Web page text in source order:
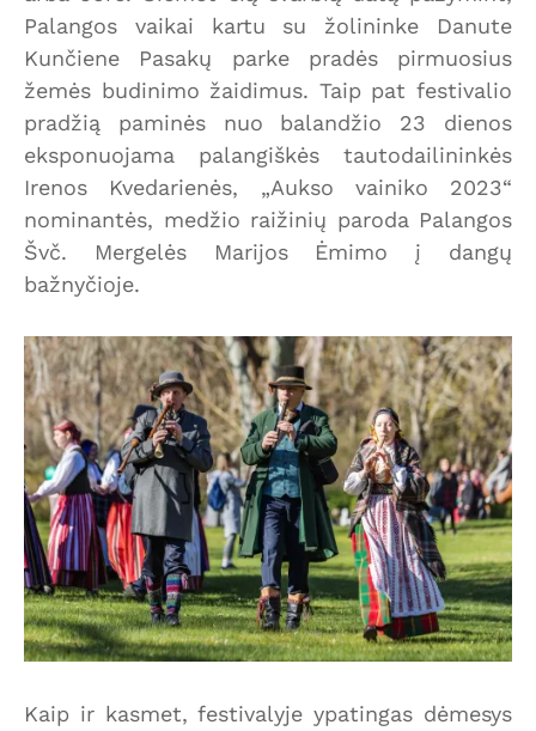
Palangos vaikai kartu su žolininke Danute
Kunčiene Pasakų parke pradės pirmuosius
žemės budinimo žaidimus. Taip pat festivalio
pradžią paminės nuo balandžio 23 dienos
eksponuojama palangiškės tautodailininkės
Irenos Kvedarienės, „Aukso vainiko 2023“
nominantės, medžio raižinių paroda Palangos
Švč. Mergelės Marijos Ėmimo į dangų
bažnyčioje.
Kaip ir kasmet, festivalyje ypatingas dėmesys